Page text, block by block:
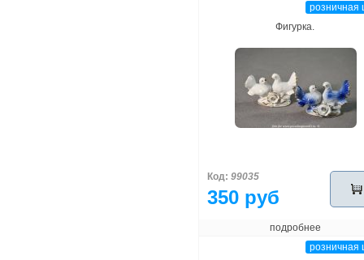
розничная
Фигурка.
Код: 99035
350 руб
подробнее
розничная